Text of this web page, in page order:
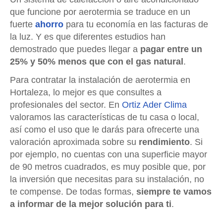
que funcione por aerotermia se traduce en un
fuerte ahorro para tu economía en las facturas de
la luz. Y es que diferentes estudios han
demostrado que puedes llegar a pagar entre un
25% y 50% menos que con el gas natural.
Para contratar la instalación de aerotermia en
Hortaleza, lo mejor es que consultes a
profesionales del sector. En Ortiz Ader Clima
valoramos las características de tu casa o local,
así como el uso que le darás para ofrecerte una
valoración aproximada sobre su rendimiento. Si
por ejemplo, no cuentas con una superficie mayor
de 90 metros cuadrados, es muy posible que, por
la inversión que necesitas para su instalación, no
te compense. De todas formas, siempre te vamos
a informar de la mejor solución para ti.